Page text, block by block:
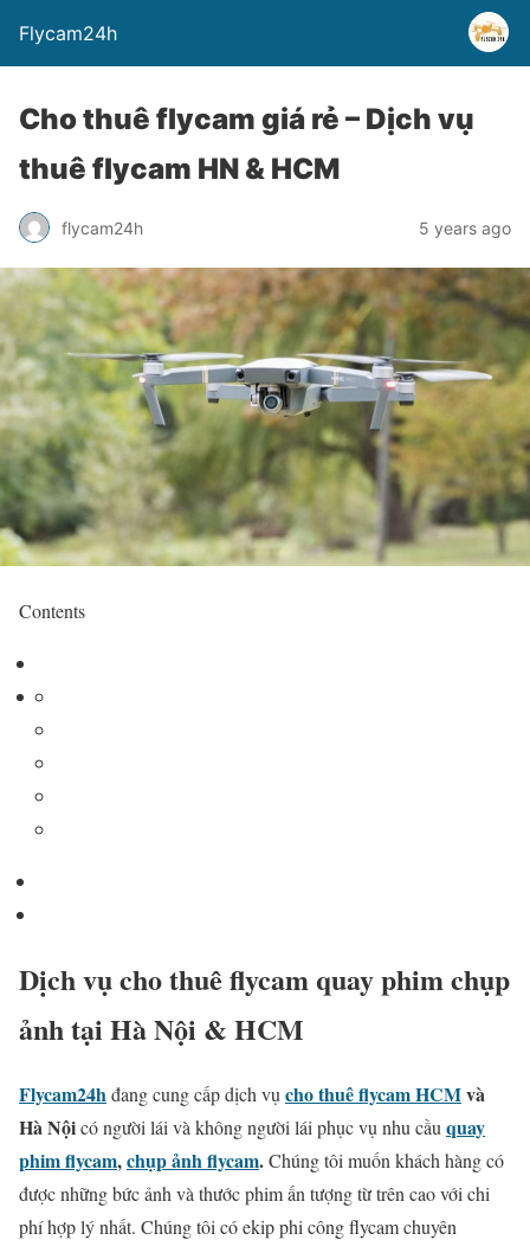
Flycam24h
Cho thuê flycam giá rẻ – Dịch vụ
thuê flycam HN & HCM
flycam24h 5 years ago
Contents
Dịch vụ cho thuê flycam quay phim chụp
ảnh tại Hà Nội & HCM
Flycam24hđang cung cấp dịch vụ cho thuê flycam HCMvà
Hà Nộicó người lái và không người lái phục vụ nhu cầu quay
phim flycam,chụp ảnh flycam.Chúng tôi muốn khách hàng có
được những bức ảnh và thước phim ấn tượng từ trên cao với chi
phí hợp lý nhất. Chúng tôi có ekip phi công flycam chuyên